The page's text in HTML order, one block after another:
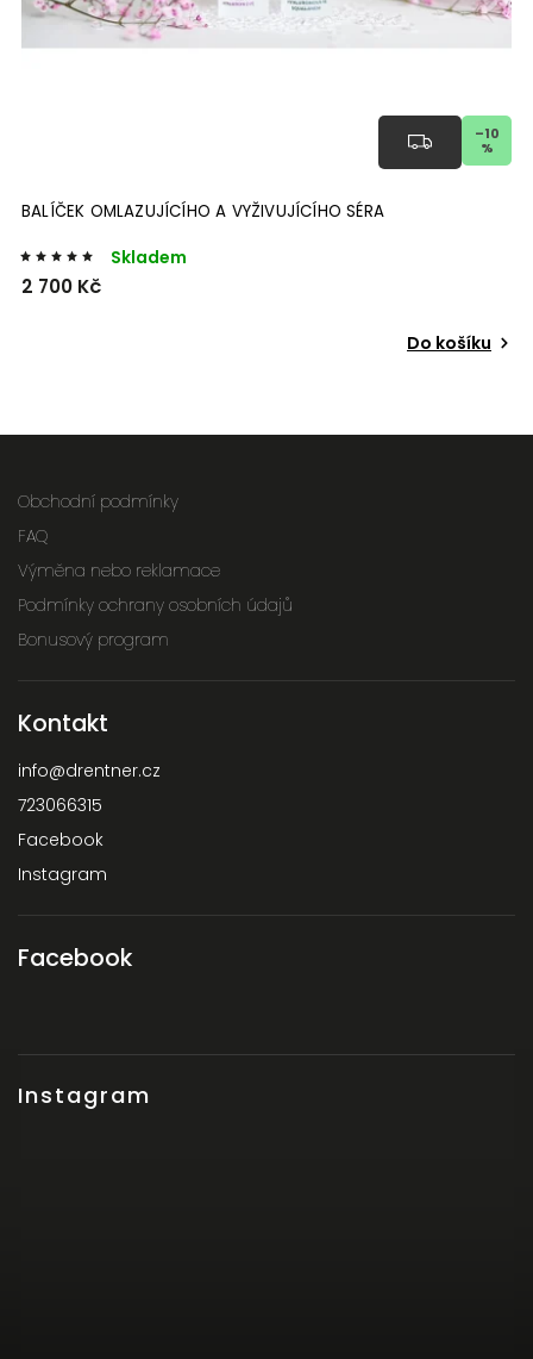
–10
%
BALÍČEK OMLAZUJÍCÍHO A VYŽIVUJÍCÍHO SÉRA
Skladem
2 700 Kč
Do košíku
Instagram
Obchodní podmínky
FAQ
Výměna nebo reklamace
Podmínky ochrany osobních údajů
Bonusový program
Kontakt
info@drentner.cz
723066315
Facebook
Instagram
Facebook